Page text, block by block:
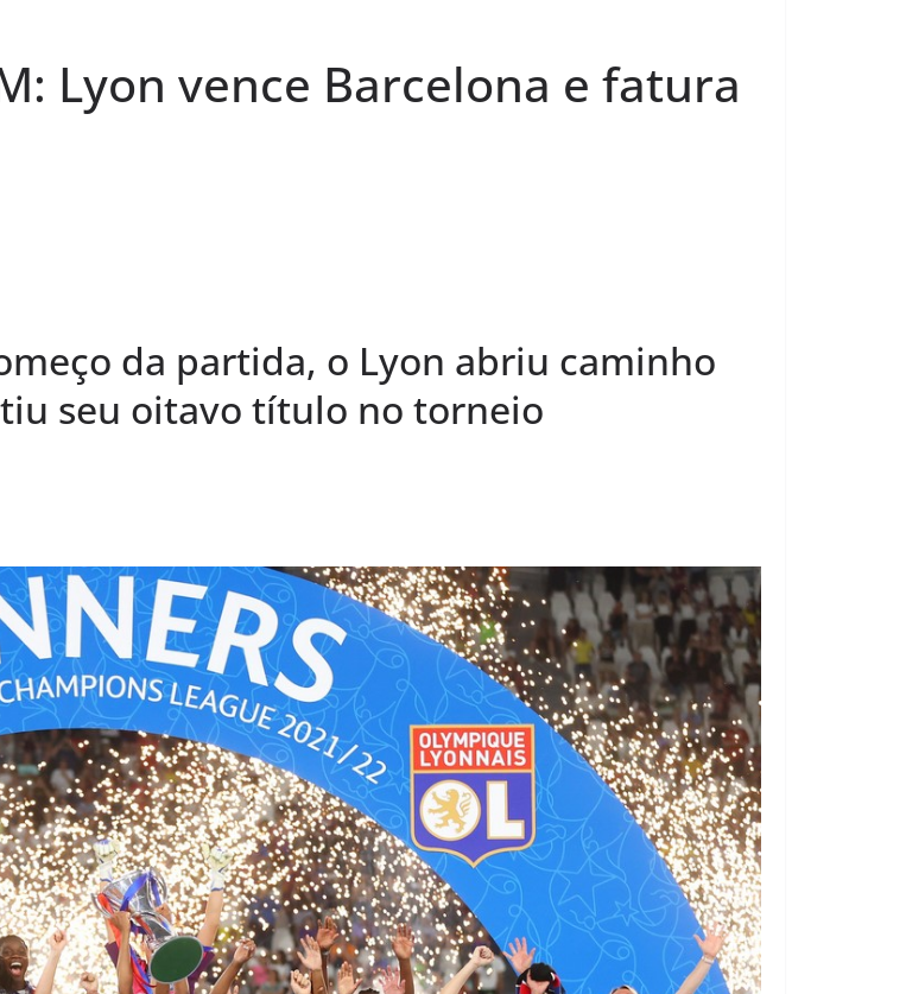
Lyon vence Barcelona e fatura
da partida, o Lyon abriu caminho
seu oitavo título no torneio